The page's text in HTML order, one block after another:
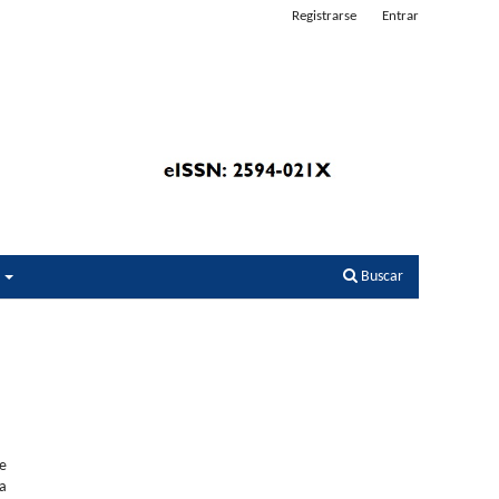
Buscar
Registrarse Entrar